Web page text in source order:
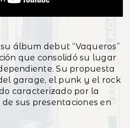
álbum debut “Vaqueros”
que consolidó su lugar
Su propuesta
garage, el punk y el rock
caracterizado por la
sus presentaciones en